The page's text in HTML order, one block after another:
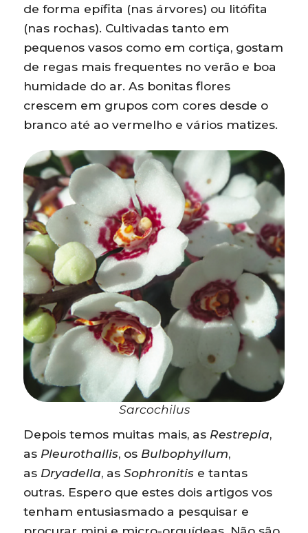
de forma epífita (nas árvores) ou litófita
(nas rochas). Cultivadas tanto em
pequenos vasos como em cortiça, gostam
de regas mais frequentes no verão e boa
humidade do ar. As bonitas flores
crescem em grupos com cores desde o
branco até ao vermelho e vários matizes.
Sarcochilus
Depois temos muitas mais, as Restrepia,
as Pleurothallis, os Bulbophyllum,
as Dryadella, asSophronitis e tantas
outras. Espero que estes dois artigos vos
tenham entusiasmado a pesquisar e